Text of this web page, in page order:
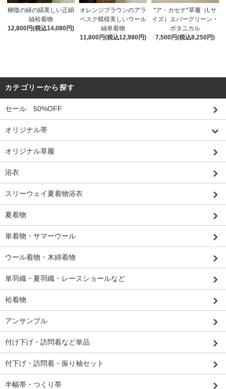
柳陰の緑の縞美しい正絹
紬袷着物
12,800円(税込14,080円)
オレンジブラウンのアラ
ベスク模様美しいウール
紬単着物
11,800円(税込12,980円)
*ア・カセテ*草履（Lサ
イズ）エバーグリーン・
ボタニカル
7,500円(税込8,250円)
カテゴリーから探す
セール 50%OFF
オリジナル帯
オリジナル草履
浴衣
スリーウェイ夏着物浴衣
夏着物
単着物・サマーウール
ウール着物・木綿着物
単羽織・夏羽織・レースショールなど
袷着物
アンサンブル
付け下げ・訪問着など単品
付下げ・訪問着・振り袖セット
半幅帯・つくり帯